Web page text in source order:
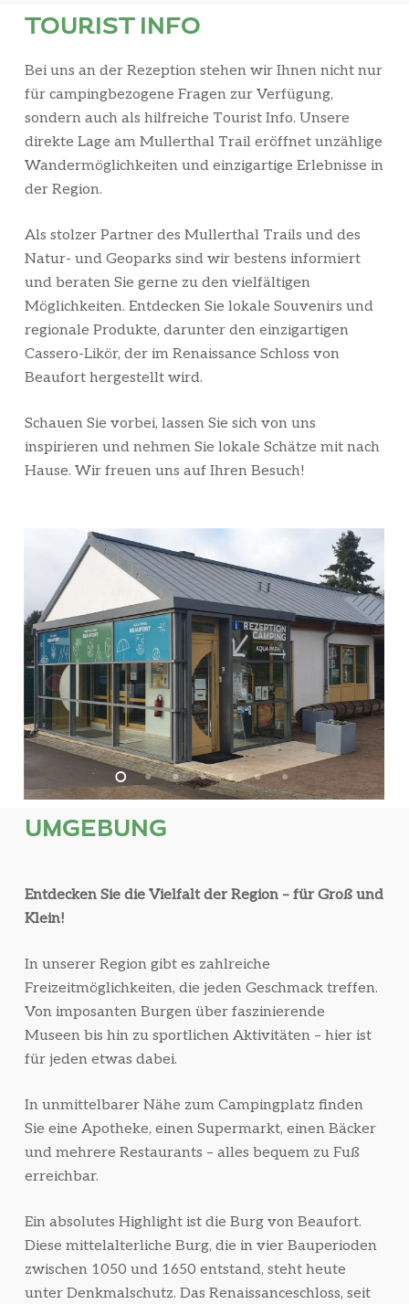
TOURIST INFO
Bei uns an der Rezeption stehen wir Ihnen nicht nur
für campingbezogene Fragen zur Verfügung,
sondern auch als hilfreiche Tourist Info. Unsere
direkte Lage am Mullerthal Trail eröffnet unzählige
Wandermöglichkeiten und einzigartige Erlebnisse in
der Region.
Als stolzer Partner des Mullerthal Trails und des
Natur- und Geoparks sind wir bestens informiert
und beraten Sie gerne zu den vielfältigen
Möglichkeiten. Entdecken Sie lokale Souvenirs und
regionale Produkte, darunter den einzigartigen
Cassero-Likör, der im Renaissance Schloss von
Beaufort hergestellt wird.
Schauen Sie vorbei, lassen Sie sich von uns
inspirieren und nehmen Sie lokale Schätze mit nach
Hause. Wir freuen uns auf Ihren Besuch!
UMGEBUNG
Entdecken Sie die Vielfalt der Region – für Groß und
Klein!
In unserer Region gibt es zahlreiche
Freizeitmöglichkeiten, die jeden Geschmack treffen.
Von imposanten Burgen über faszinierende
Museen bis hin zu sportlichen Aktivitäten – hier ist
für jeden etwas dabei.
In unmittelbarer Nähe zum Campingplatz finden
Sie eine Apotheke, einen Supermarkt, einen Bäcker
und mehrere Restaurants – alles bequem zu Fuß
erreichbar.
Ein absolutes Highlight ist die Burg von Beaufort.
Diese mittelalterliche Burg, die in vier Bauperioden
zwischen 1050 und 1650 entstand, steht heute
unter Denkmalschutz. Das Renaissanceschloss, seit